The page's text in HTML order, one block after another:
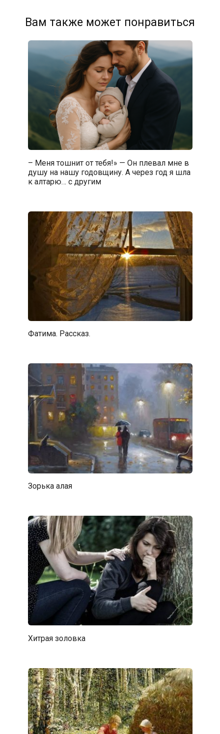
Вам также может понравиться
– Меня тошнит от тебя!» — Он плевал мне в
душу на нашу годовщину. А через год я шла
к алтарю… с другим
Фатима. Рассказ.
Зорька алая
Хитрая золовка